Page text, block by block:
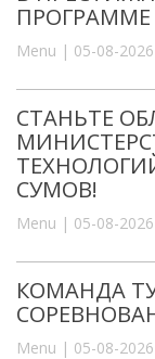
ПРОГРАММЕ
Menu | 05-08-
СТАНЬТЕ
СУМОВ!
Menu | 05-08-
КОМАНДА
Menu | 05-08-